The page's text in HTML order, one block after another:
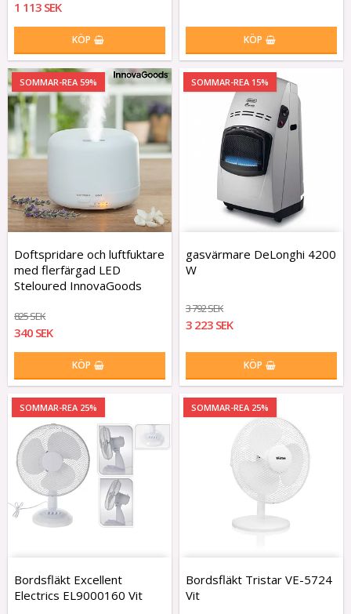
1 113 SEK
KÖP KÖP
SOMMAR-REA 59%
Doftspridare och luftfuktare
med flerfärgad LED
Steloured InnovaGoods
825 SEK
340 SEK
KÖP
SOMMAR-REA 15%
gasvärmare DeLonghi 4200
W
3 792 SEK
3 223 SEK
KÖP
SOMMAR-REA 25%
Bordsfläkt Excellent
Electrics EL9000160 Vit
SOMMAR-REA 25%
Bordsfläkt Tristar VE-5724
Vit